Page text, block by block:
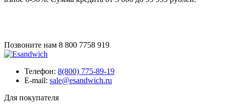
Позвоните нам 8 800 7758 919
Телефон: 8(800) 775-89-19
E-mail: sale@esandwich.ru
Для покупателя